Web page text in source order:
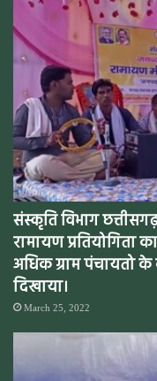
संस्कृति विभाग
रामायण प्रतियोगिता
अधिक ग्राम पंचायतो
दिखाया।
March 25, 2022